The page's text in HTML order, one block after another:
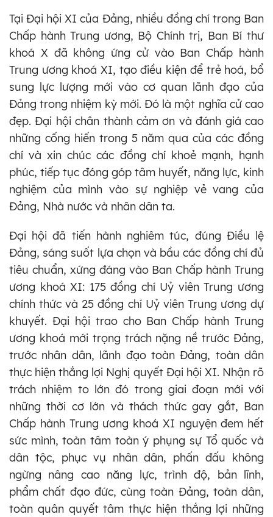
Tại Đại hội XI của Đảng, nhiều đồng chí trong Ban
Chấp hành Trung ương, Bộ Chính trị, Ban Bí thư
khoá X đã không ứng cử vào Ban Chấp hành
Trung ương khoá XI, tạo điều kiện để trẻ hoá, bổ
sung lực lượng mới vào cơ quan lãnh đạo của
Đảng trong nhiệm kỳ mới. Đó là một nghĩa cử cao
đẹp. Đại hội chân thành cảm ơn và đánh giá cao
những cống hiến trong 5 năm qua của các đồng
chí và xin chúc các đồng chí khoẻ mạnh, hạnh
phúc, tiếp tục đóng góp tâm huyết, năng lực, kinh
nghiệm của mình vào sự nghiệp vẻ vang của
Đảng, Nhà nước và nhân dân ta.
Đại hội đã tiến hành nghiêm túc, đúng Điều lệ
Đảng, sáng suốt lựa chọn và bầu các đồng chí đủ
tiêu chuẩn, xứng đáng vào Ban Chấp hành Trung
ương khoá XI: 175 đồng chí Uỷ viên Trung ương
chính thức và 25 đồng chí Uỷ viên Trung ương dự
khuyết. Đại hội trao cho Ban Chấp hành Trung
ương khoá mới trọng trách nặng nề trước Đảng,
trước nhân dân, lãnh đạo toàn Đảng, toàn dân
thực hiện thắng lợi Nghị quyết Đại hội XI. Nhận rõ
trách nhiệm to lớn đó trong giai đoạn mới với
những thời cơ lớn và thách thức gay gắt, Ban
Chấp hành Trung ương khoá XI nguyện đem hết
sức mình, toàn tâm toàn ý phụng sự Tổ quốc và
dân tộc, phục vụ nhân dân, phấn đấu không
ngừng nâng cao năng lực, trình độ, bản lĩnh,
phẩm chất đạo đức, cùng toàn Đảng, toàn dân,
toàn quân quyết tâm thực hiện thắng lợi những